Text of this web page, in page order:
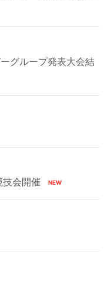
グループ発表大会結
会開催